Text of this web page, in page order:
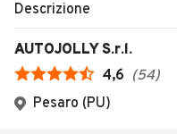
Descrizione
AUTOJOLLY S.r.l.
4,6 (54)
Pesaro (PU)